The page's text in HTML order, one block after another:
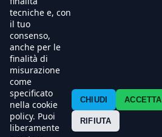
Contatti
tecniche e, con
il tuo
consenso,
anche per le
finalità di
misurazione
come
specificato
nella cookie
policy. Puoi
liberamente
CHIUDI ACCETTA
RIFIUTA